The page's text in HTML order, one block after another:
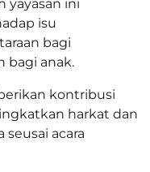
yayasan ini
isu
bagi
bagi anak.
kontribusi
harkat dan
acara